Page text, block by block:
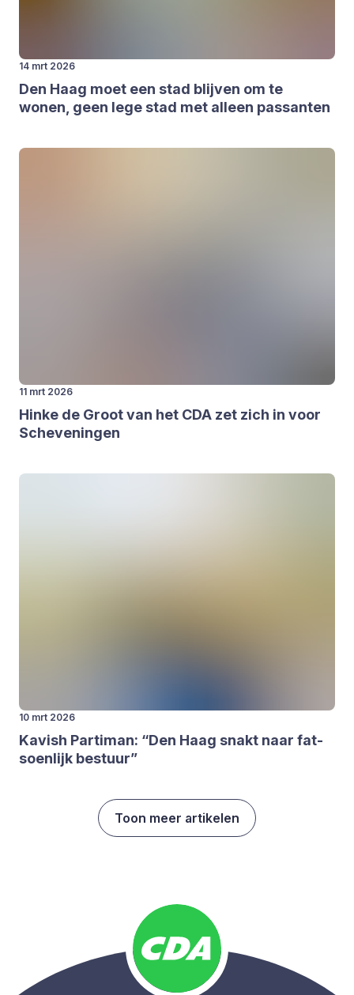
14 mrt 2026
Den Haag moet een stad blij­ven om te
wonen, geen lege stad met alleen pas­san­ten
11 mrt 2026
Hin­ke de Groot van het CDA zet zich in voor
Sche­ve­nin­gen
10 mrt 2026
Kavish Par­ti­man: “Den Haag snakt naar fat­
soen­lijk bestuur”
Toon meer artikelen